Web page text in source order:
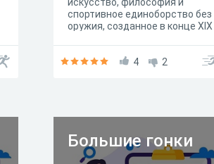
спортивное единоборство без
оружия, созданное в конце XIX
4 2
Большие гонки